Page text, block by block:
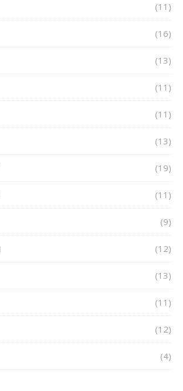
(11)
(16)
(13)
(11)
(11)
(13)
(19)
(11)
(9)
(12)
(13)
(11)
(12)
(4)